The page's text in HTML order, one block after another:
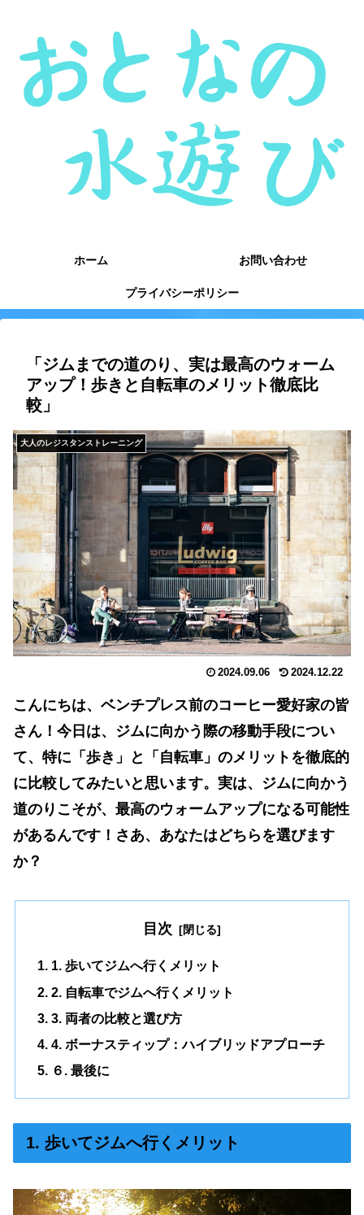
ホーム お問い合わせ
プライバシーポリシー
「ジムまでの道のり、実は最高のウォーム
アップ！歩きと自転車のメリット徹底比
較」
大人のレジスタンストレーニング
2024.09.06 2024.12.22
こんにちは、ベンチプレス前のコーヒー愛好家の皆
さん！今日は、ジムに向かう際の移動手段につい
て、特に「歩き」と「自転車」のメリットを徹底的
に比較してみたいと思います。実は、ジムに向かう
道のりこそが、最高のウォームアップになる可能性
があるんです！さあ、あなたはどちらを選びます
か？
目次
1. 歩いてジムへ行くメリット
2. 自転車でジムへ行くメリット
3. 両者の比較と選び方
4. ボーナスティップ：ハイブリッドアプローチ
６. 最後に
1. 歩いてジムへ行くメリット